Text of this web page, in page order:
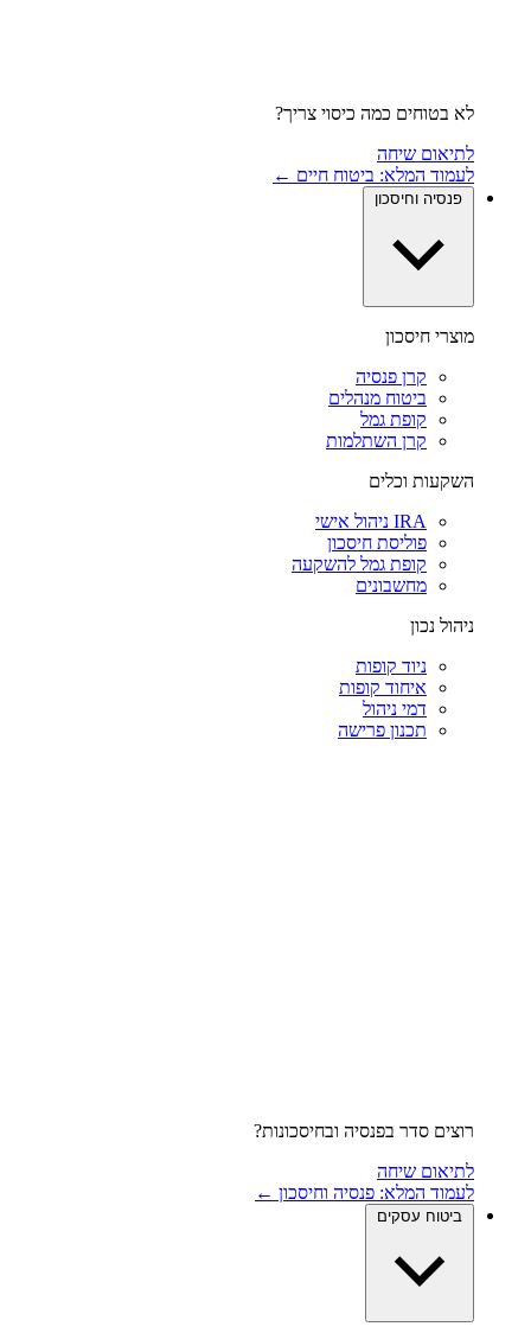
לא בטוחים כמה כיסוי צריך?
לתיאום שיחה
לעמוד המלא: ביטוח חיים ←
פנסיה וחיסכון
מוצרי חיסכון
קרן פנסיה
ביטוח מנהלים
קופת גמל
קרן השתלמות
השקעות וכלים
IRA ניהול אישי
פוליסת חיסכון
קופת גמל להשקעה
מחשבונים
ניהול נכון
ניוד קופות
איחוד קופות
דמי ניהול
תכנון פרישה
רוצים סדר בפנסיה ובחיסכונות?
לתיאום שיחה
לעמוד המלא: פנסיה וחיסכון ←
ביטוח עסקים